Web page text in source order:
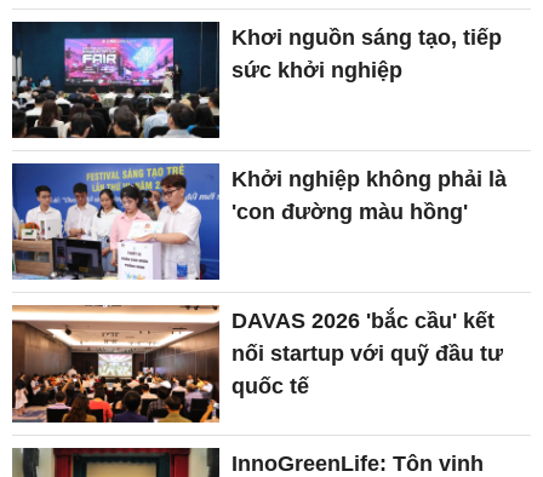
Khơi nguồn sáng tạo, tiếp
sức khởi nghiệp
Khởi nghiệp không phải là
'con đường màu hồng'
DAVAS 2026 'bắc cầu' kết
nối startup với quỹ đầu tư
quốc tế
InnoGreenLife: Tôn vinh